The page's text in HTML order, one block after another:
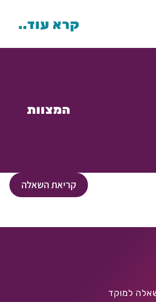
קרא עוד..
המצוות
קריאת השאלה
למוקד